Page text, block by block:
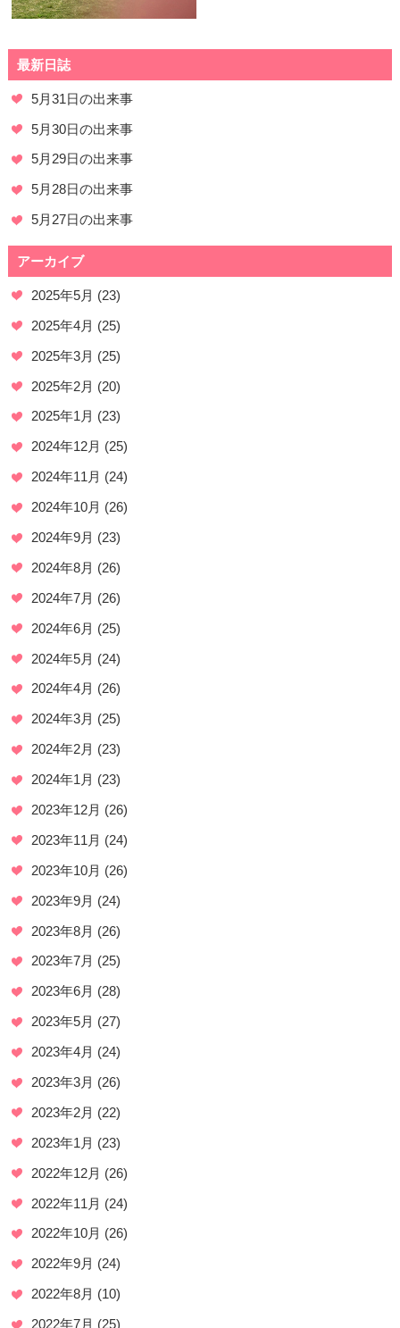
最新日誌
5月31日の出来事
5月30日の出来事
5月29日の出来事
5月28日の出来事
5月27日の出来事
アーカイブ
2025年5月 (23)
2025年4月 (25)
2025年3月 (25)
2025年2月 (20)
2025年1月 (23)
2024年12月 (25)
2024年11月 (24)
2024年10月 (26)
2024年9月 (23)
2024年8月 (26)
2024年7月 (26)
2024年6月 (25)
2024年5月 (24)
2024年4月 (26)
2024年3月 (25)
2024年2月 (23)
2024年1月 (23)
2023年12月 (26)
2023年11月 (24)
2023年10月 (26)
2023年9月 (24)
2023年8月 (26)
2023年7月 (25)
2023年6月 (28)
2023年5月 (27)
2023年4月 (24)
2023年3月 (26)
2023年2月 (22)
2023年1月 (23)
2022年12月 (26)
2022年11月 (24)
2022年10月 (26)
2022年9月 (24)
2022年8月 (10)
2022年7月 (25)